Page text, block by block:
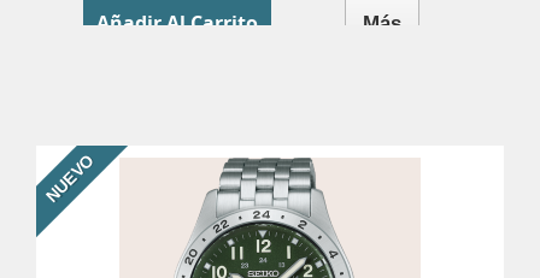
Añadir Al Carrito Más
NUEVO